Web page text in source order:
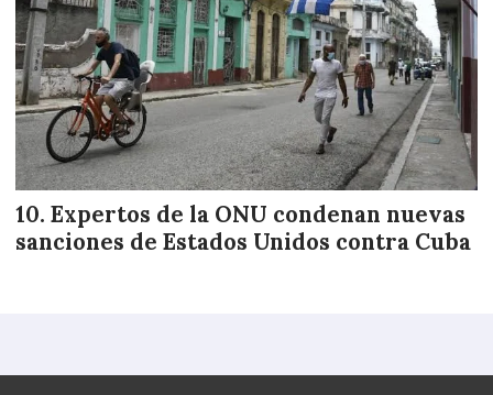
Expertos de la ONU condenan nuevas
sanciones de Estados Unidos contra Cuba